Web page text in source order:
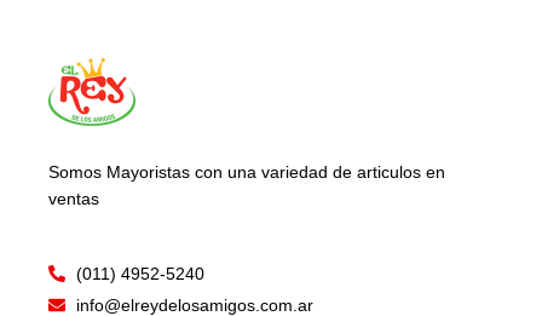
Somos Mayoristas con una variedad de articulos en
ventas
(011) 4952-5240
info@elreydelosamigos.com.ar